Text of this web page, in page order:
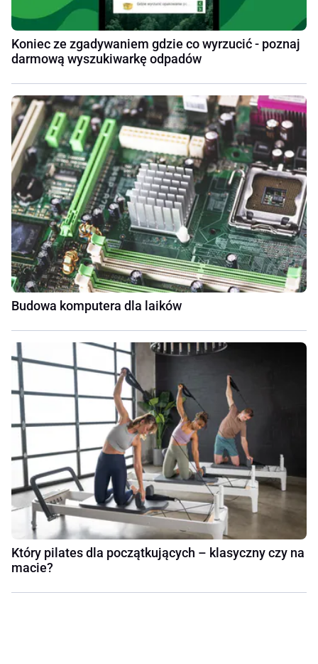
Koniec ze zgadywaniem gdzie co wyrzucić - poznaj
darmową wyszukiwarkę odpadów
Budowa komputera dla laików
Który pilates dla początkujących – klasyczny czy na
macie?